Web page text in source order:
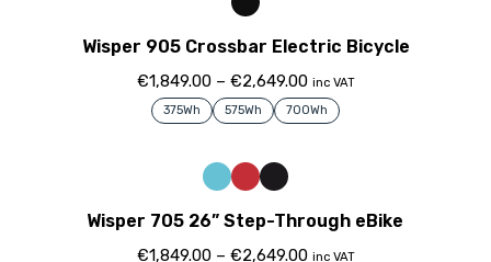
Wisper 905 Crossbar Electric Bicycle
€1,849.00– €2,649.00 inc VAT
375Wh 575Wh 700Wh
Wisper 705 26” Step-Through eBike
€1,849.00– €2,649.00 inc VAT